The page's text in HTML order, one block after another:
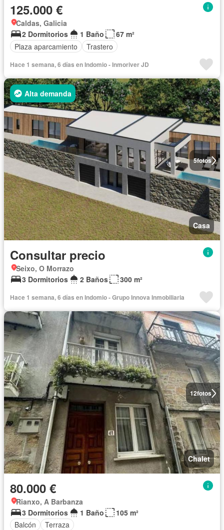
125.000 €
Caldas, Galicia
2 Dormitorios
1 Baño
67 m²
Plaza aparcamiento
Trastero
Hace 1 semana, 6 días en Indomio - Inmoriver JD
5fotos
Alta demanda
Casa
Consultar precio
Seixo, O Morrazo
3 Dormitorios
2 Baños 300 m²
Hace 1 semana, 6 días en Indomio - Grupo Innova Inmobiliaria
12fotos
Chalet
80.000 €
Rianxo, A Barbanza
3 Dormitorios
1 Baño
105 m²
Balcón
Terraza